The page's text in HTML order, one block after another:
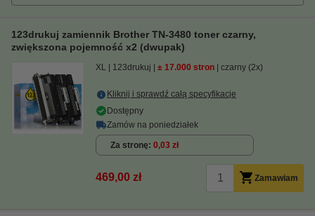
123drukuj zamiennik Brother TN-3480 toner czarny,
zwiększona pojemność x2 (dwupak)
XL 123drukuj ± 17.000 stron czarny (2x)
Kliknij i sprawdź całą specyfikacje
Dostępny
Zamów na poniedziałek
Za stronę 0,03 zł
469,00 zł Zamawiam